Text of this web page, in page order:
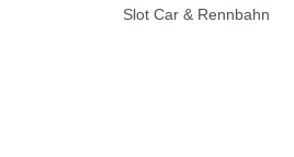
Slot Car & Rennbahn